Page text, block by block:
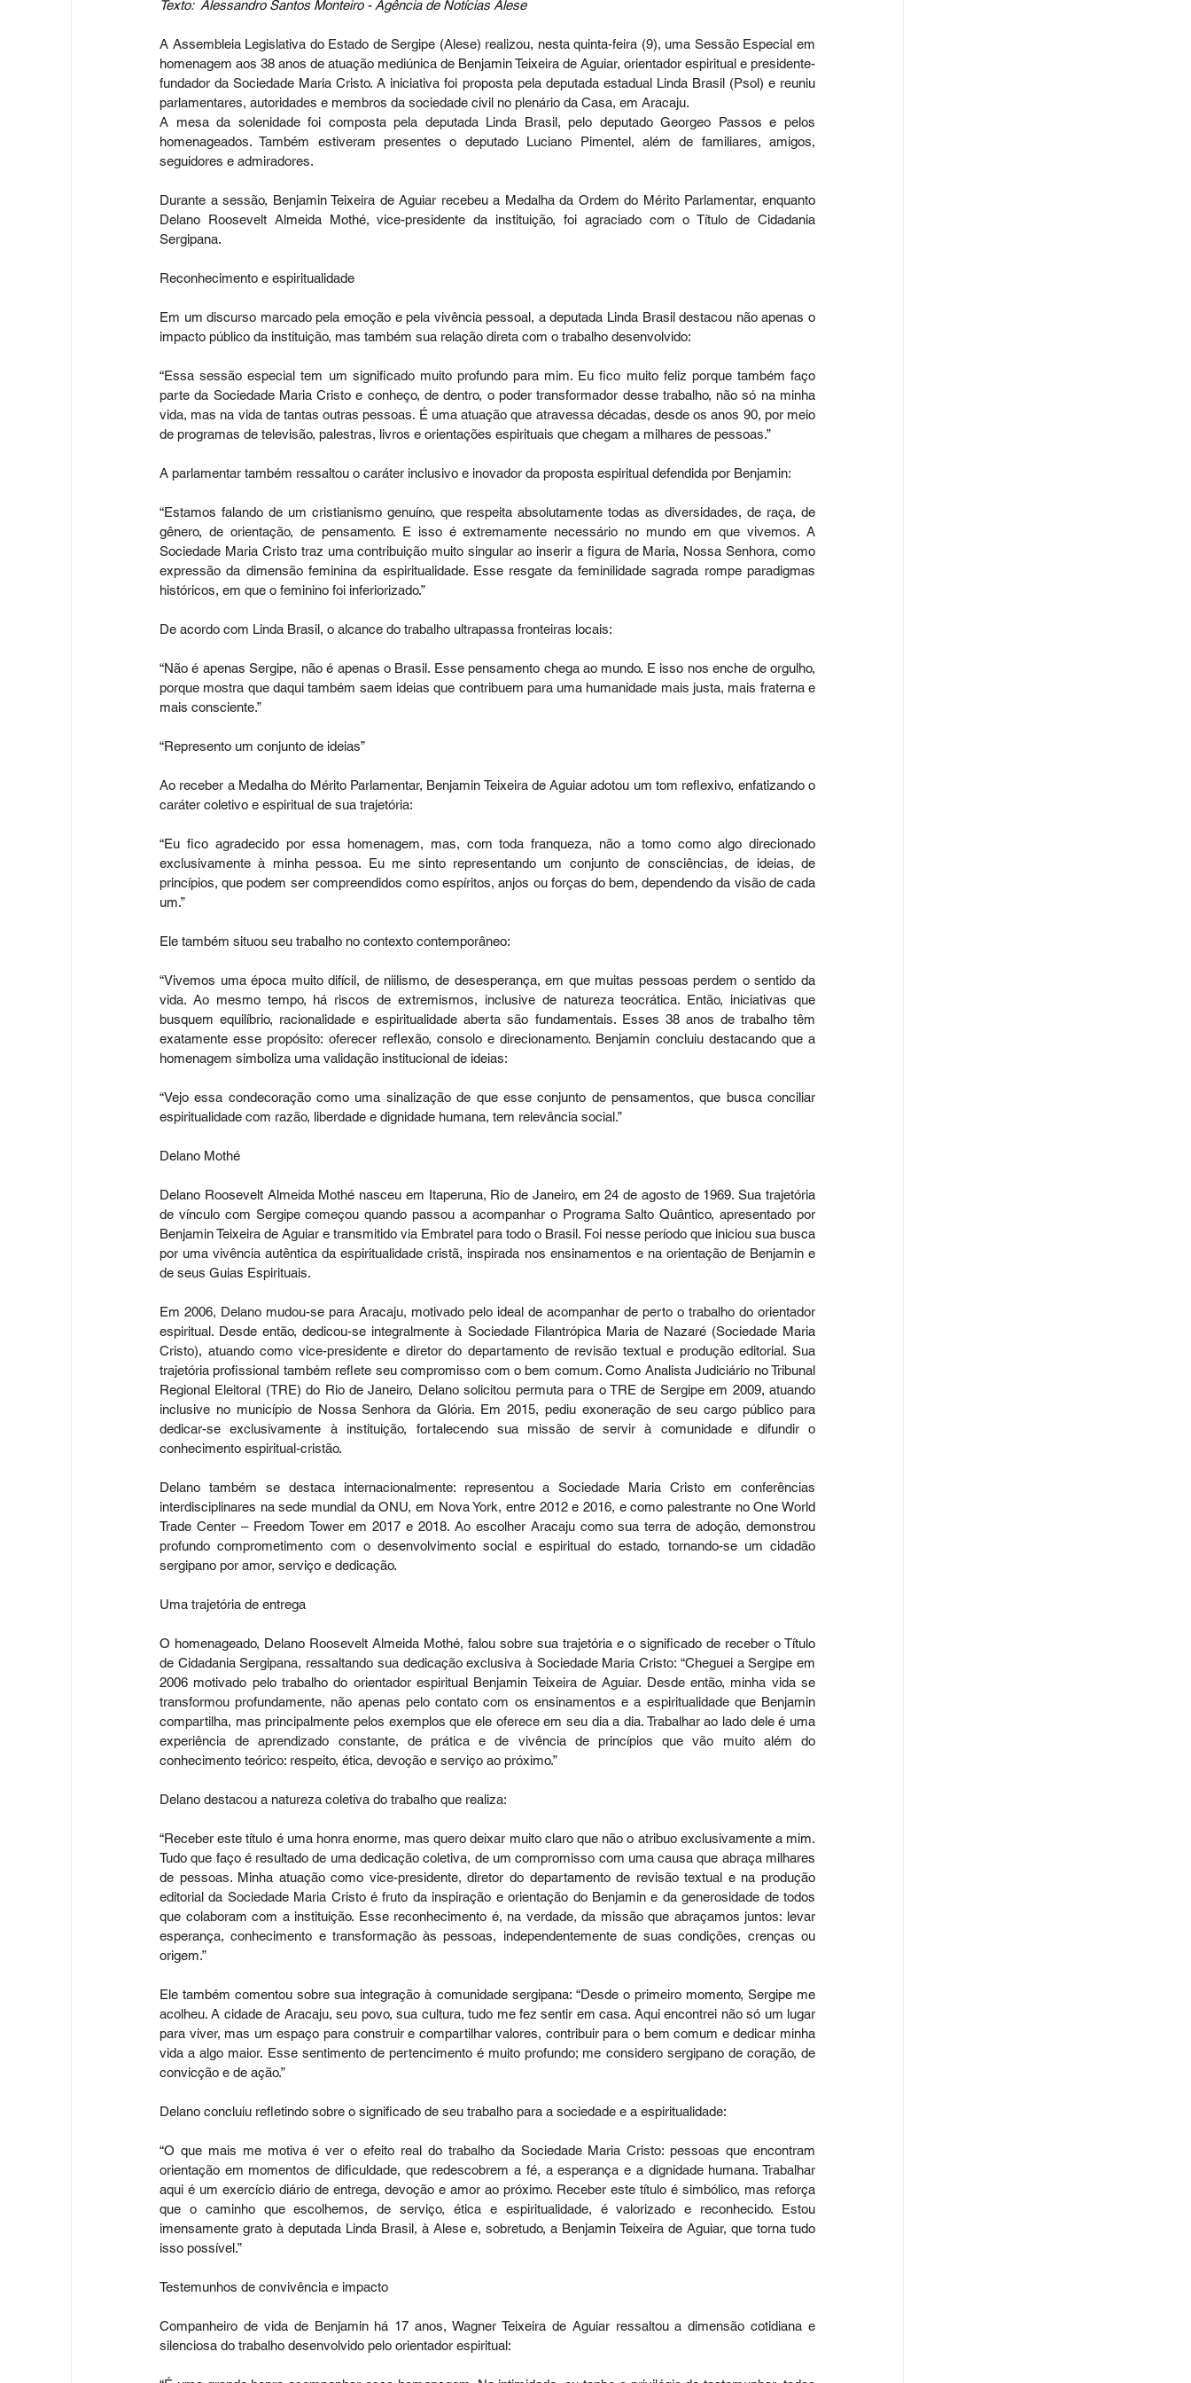
Texto: Alessandro Santos Monteiro - Agência de Notícias Alese
A Assembleia Legislativa do Estado de Sergipe (Alese) realizou, nesta quinta-feira (9), uma Sessão Especial em
homenagem aos 38 anos de atuação mediúnica de Benjamin Teixeira de Aguiar, orientador espiritual e presidente-
fundador da Sociedade Maria Cristo. A iniciativa foi proposta pela deputada estadual Linda Brasil (Psol) e reuniu
parlamentares, autoridades e membros da sociedade civil no plenário da Casa, em Aracaju.
A mesa da solenidade foi composta pela deputada Linda Brasil, pelo deputado Georgeo Passos e pelos
homenageados. Também estiveram presentes o deputado Luciano Pimentel, além de familiares, amigos,
seguidores e admiradores.
Durante a sessão, Benjamin Teixeira de Aguiar recebeu a Medalha da Ordem do Mérito Parlamentar, enquanto
Delano Roosevelt Almeida Mothé, vice-presidente da instituição, foi agraciado com o Título de Cidadania
Sergipana.
Reconhecimento e espiritualidade
Em um discurso marcado pela emoção e pela vivência pessoal, a deputada Linda Brasil destacou não apenas o
impacto público da instituição, mas também sua relação direta com o trabalho desenvolvido:
“Essa sessão especial tem um significado muito profundo para mim. Eu fico muito feliz porque também faço
parte da Sociedade Maria Cristo e conheço, de dentro, o poder transformador desse trabalho, não só na minha
vida, mas na vida de tantas outras pessoas. É uma atuação que atravessa décadas, desde os anos 90, por meio
de programas de televisão, palestras, livros e orientações espirituais que chegam a milhares de pessoas.”
A parlamentar também ressaltou o caráter inclusivo e inovador da proposta espiritual defendida por Benjamin:
“Estamos falando de um cristianismo genuíno, que respeita absolutamente todas as diversidades, de raça, de
gênero, de orientação, de pensamento. E isso é extremamente necessário no mundo em que vivemos. A
Sociedade Maria Cristo traz uma contribuição muito singular ao inserir a figura de Maria, Nossa Senhora, como
expressão da dimensão feminina da espiritualidade. Esse resgate da feminilidade sagrada rompe paradigmas
históricos, em que o feminino foi inferiorizado.”
De acordo com Linda Brasil, o alcance do trabalho ultrapassa fronteiras locais:
“Não é apenas Sergipe, não é apenas o Brasil. Esse pensamento chega ao mundo. E isso nos enche de orgulho,
porque mostra que daqui também saem ideias que contribuem para uma humanidade mais justa, mais fraterna e
mais consciente.”
“Represento um conjunto de ideias”
Ao receber a Medalha do Mérito Parlamentar, Benjamin Teixeira de Aguiar adotou um tom reflexivo, enfatizando o
caráter coletivo e espiritual de sua trajetória:
“Eu fico agradecido por essa homenagem, mas, com toda franqueza, não a tomo como algo direcionado
exclusivamente à minha pessoa. Eu me sinto representando um conjunto de consciências, de ideias, de
princípios, que podem ser compreendidos como espíritos, anjos ou forças do bem, dependendo da visão de cada
um.”
Ele também situou seu trabalho no contexto contemporâneo:
“Vivemos uma época muito difícil, de niilismo, de desesperança, em que muitas pessoas perdem o sentido da
vida. Ao mesmo tempo, há riscos de extremismos, inclusive de natureza teocrática. Então, iniciativas que
busquem equilíbrio, racionalidade e espiritualidade aberta são fundamentais. Esses 38 anos de trabalho têm
exatamente esse propósito: oferecer reflexão, consolo e direcionamento. Benjamin concluiu destacando que a
homenagem simboliza uma validação institucional de ideias:
“Vejo essa condecoração como uma sinalização de que esse conjunto de pensamentos, que busca conciliar
espiritualidade com razão, liberdade e dignidade humana, tem relevância social.”
Delano Mothé
Delano Roosevelt Almeida Mothé nasceu em Itaperuna, Rio de Janeiro, em 24 de agosto de 1969. Sua trajetória
de vínculo com Sergipe começou quando passou a acompanhar o Programa Salto Quântico, apresentado por
Benjamin Teixeira de Aguiar e transmitido via Embratel para todo o Brasil. Foi nesse período que iniciou sua busca
por uma vivência autêntica da espiritualidade cristã, inspirada nos ensinamentos e na orientação de Benjamin e
de seus Guias Espirituais.
Em 2006, Delano mudou-se para Aracaju, motivado pelo ideal de acompanhar de perto o trabalho do orientador
espiritual. Desde então, dedicou-se integralmente à Sociedade Filantrópica Maria de Nazaré (Sociedade Maria
Cristo), atuando como vice-presidente e diretor do departamento de revisão textual e produção editorial. Sua
trajetória profissional também reflete seu compromisso com o bem comum. Como Analista Judiciário no Tribunal
Regional Eleitoral (TRE) do Rio de Janeiro, Delano solicitou permuta para o TRE de Sergipe em 2009, atuando
inclusive no município de Nossa Senhora da Glória. Em 2015, pediu exoneração de seu cargo público para
dedicar-se exclusivamente à instituição, fortalecendo sua missão de servir à comunidade e difundir o
conhecimento espiritual-cristão.
Delano também se destaca internacionalmente: representou a Sociedade Maria Cristo em conferências
interdisciplinares na sede mundial da ONU, em Nova York, entre 2012 e 2016, e como palestrante no One World
Trade Center – Freedom Tower em 2017 e 2018. Ao escolher Aracaju como sua terra de adoção, demonstrou
profundo comprometimento com o desenvolvimento social e espiritual do estado, tornando-se um cidadão
sergipano por amor, serviço e dedicação.
Uma trajetória de entrega
O homenageado, Delano Roosevelt Almeida Mothé, falou sobre sua trajetória e o significado de receber o Título
de Cidadania Sergipana, ressaltando sua dedicação exclusiva à Sociedade Maria Cristo: “Cheguei a Sergipe em
2006 motivado pelo trabalho do orientador espiritual Benjamin Teixeira de Aguiar. Desde então, minha vida se
transformou profundamente, não apenas pelo contato com os ensinamentos e a espiritualidade que Benjamin
compartilha, mas principalmente pelos exemplos que ele oferece em seu dia a dia. Trabalhar ao lado dele é uma
experiência de aprendizado constante, de prática e de vivência de princípios que vão muito além do
conhecimento teórico: respeito, ética, devoção e serviço ao próximo.”
Delano destacou a natureza coletiva do trabalho que realiza:
“Receber este título é uma honra enorme, mas quero deixar muito claro que não o atribuo exclusivamente a mim.
Tudo que faço é resultado de uma dedicação coletiva, de um compromisso com uma causa que abraça milhares
de pessoas. Minha atuação como vice-presidente, diretor do departamento de revisão textual e na produção
editorial da Sociedade Maria Cristo é fruto da inspiração e orientação do Benjamin e da generosidade de todos
que colaboram com a instituição. Esse reconhecimento é, na verdade, da missão que abraçamos juntos: levar
esperança, conhecimento e transformação às pessoas, independentemente de suas condições, crenças ou
origem.”
Ele também comentou sobre sua integração à comunidade sergipana: “Desde o primeiro momento, Sergipe me
acolheu. A cidade de Aracaju, seu povo, sua cultura, tudo me fez sentir em casa. Aqui encontrei não só um lugar
para viver, mas um espaço para construir e compartilhar valores, contribuir para o bem comum e dedicar minha
vida a algo maior. Esse sentimento de pertencimento é muito profundo; me considero sergipano de coração, de
convicção e de ação.”
Delano concluiu refletindo sobre o significado de seu trabalho para a sociedade e a espiritualidade:
“O que mais me motiva é ver o efeito real do trabalho da Sociedade Maria Cristo: pessoas que encontram
orientação em momentos de dificuldade, que redescobrem a fé, a esperança e a dignidade humana. Trabalhar
aqui é um exercício diário de entrega, devoção e amor ao próximo. Receber este título é simbólico, mas reforça
que o caminho que escolhemos, de serviço, ética e espiritualidade, é valorizado e reconhecido. Estou
imensamente grato à deputada Linda Brasil, à Alese e, sobretudo, a Benjamin Teixeira de Aguiar, que torna tudo
isso possível.”
Testemunhos de convivência e impacto
Companheiro de vida de Benjamin há 17 anos, Wagner Teixeira de Aguiar ressaltou a dimensão cotidiana e
silenciosa do trabalho desenvolvido pelo orientador espiritual: